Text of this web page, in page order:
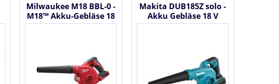
Milwaukee M18 BBL-0 -
M18™ Akku-Gebläse 18
V #4933446216
Makita DUB185Z solo -
Akku Gebläse 18 V